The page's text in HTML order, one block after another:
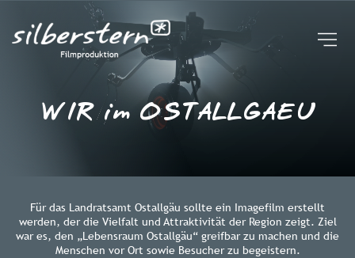
STUDIO | KAMERAROBOTER
FAQ
BROSCHÜRE
BLOG
WIR im OSTALLGAEU
Für das Landratsamt Ostallgäu sollte ein Imagefilm erstellt
werden, der die Vielfalt und Attraktivität der Region zeigt. Ziel
war es, den „Lebensraum Ostallgäu“ greifbar zu machen und die
Menschen vor Ort sowie Besucher zu begeistern.